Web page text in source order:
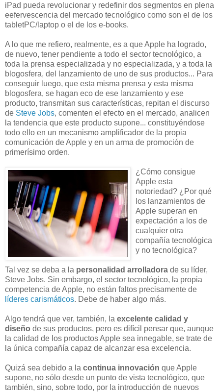
iPad pueda revolucionar y redefinir dos segmentos en plena
eefervescencia del mercado tecnológico como son el de los
tabletPC/laptop o el de los e-books.
A lo que me refiero, realmente, es a que Apple ha logrado,
de nuevo, tener pendiente a todo el sector tecnológico, a
toda la prensa especializada y no especializada, y a toda la
blogosfera, del lanzamiento de uno de sus productos... Para
conseguir luego, que esta misma prensa y esta misma
blogosfera, se hagan eco de ese lanzamiento y ese
producto, transmitan sus características, repitan el discurso
de Steve Jobs, comenten el efecto en el mercado, analicen
la tendencia que este producto supone... constituyéndose
todo ello en un mecanismo amplificador de la propia
comunicación de Apple y en un arma de promoción de
primerísimo orden.
¿Cómo consigue
Apple esta
notoriedad? ¿Por qué
los lanzamientos de
Apple superan en
expectación a los de
cualquier otra
compañía tecnológica
y no tecnológica?
Tal vez se deba a la personalidad arrolladora de su líder,
Steve Jobs. Sin embargo, el sector tecnológico, la propia
competencia de Apple, no están faltos precisamente de
líderes carismáticos. Debe de haber algo más.
Algo tendrá que ver, también, la excelente calidad y
diseño de sus productos, pero es difícil pensar que, aunque
la calidad de los productos Apple sea innegable, se trate de
la única compañía capaz de alcanzar esa excelencia.
Quizá sea debido a la continua innovación que Apple
supone, no sólo desde un punto de vista tecnológico, que
también, sino, sobre todo, por la introducción de nuevos